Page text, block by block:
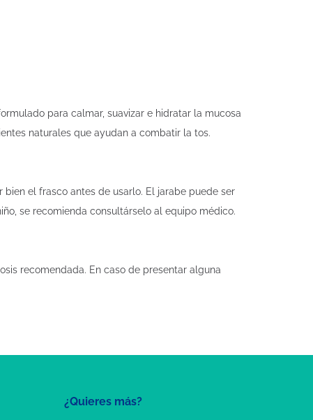
para calmar, suavizar e hidratar la mucosa
naturales que ayudan a combatir la tos.
el frasco antes de usarlo. El jarabe puede ser
se recomienda consultárselo al equipo médico.
recomendada. En caso de presentar alguna
¿Quieres más?